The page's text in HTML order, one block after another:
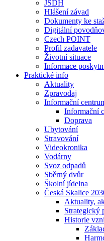
JSDH
Hlášení závad
Dokumenty ke
Digitální
Czech POINT
Profil zadavatele
Životní situace
Informace
Praktické info
Aktuality
Zpravodaj
Informační
Informační
Doprava
Ubytování
Stravování
Videokronika
Vodárny
Svoz odpadů
Sběrný dvůr
Školní jídelna
Česká Skalice
Aktuality,
Strategický
Historie